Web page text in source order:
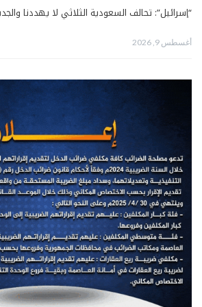
“إسرائيل”: تحالف السعودية الثلاثي لا يهددنا
أغسطس 9, 2026